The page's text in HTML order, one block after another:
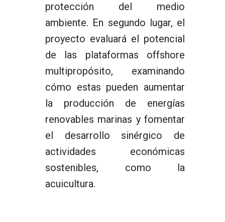
protección del medio
ambiente. En segundo lugar, el
proyecto evaluará el potencial
de las plataformas offshore
multipropósito, examinando
cómo estas pueden aumentar
la producción de energías
renovables marinas y fomentar
el desarrollo sinérgico de
actividades económicas
sostenibles, como la
acuicultura.